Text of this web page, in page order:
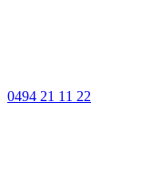
0494 21 11 22